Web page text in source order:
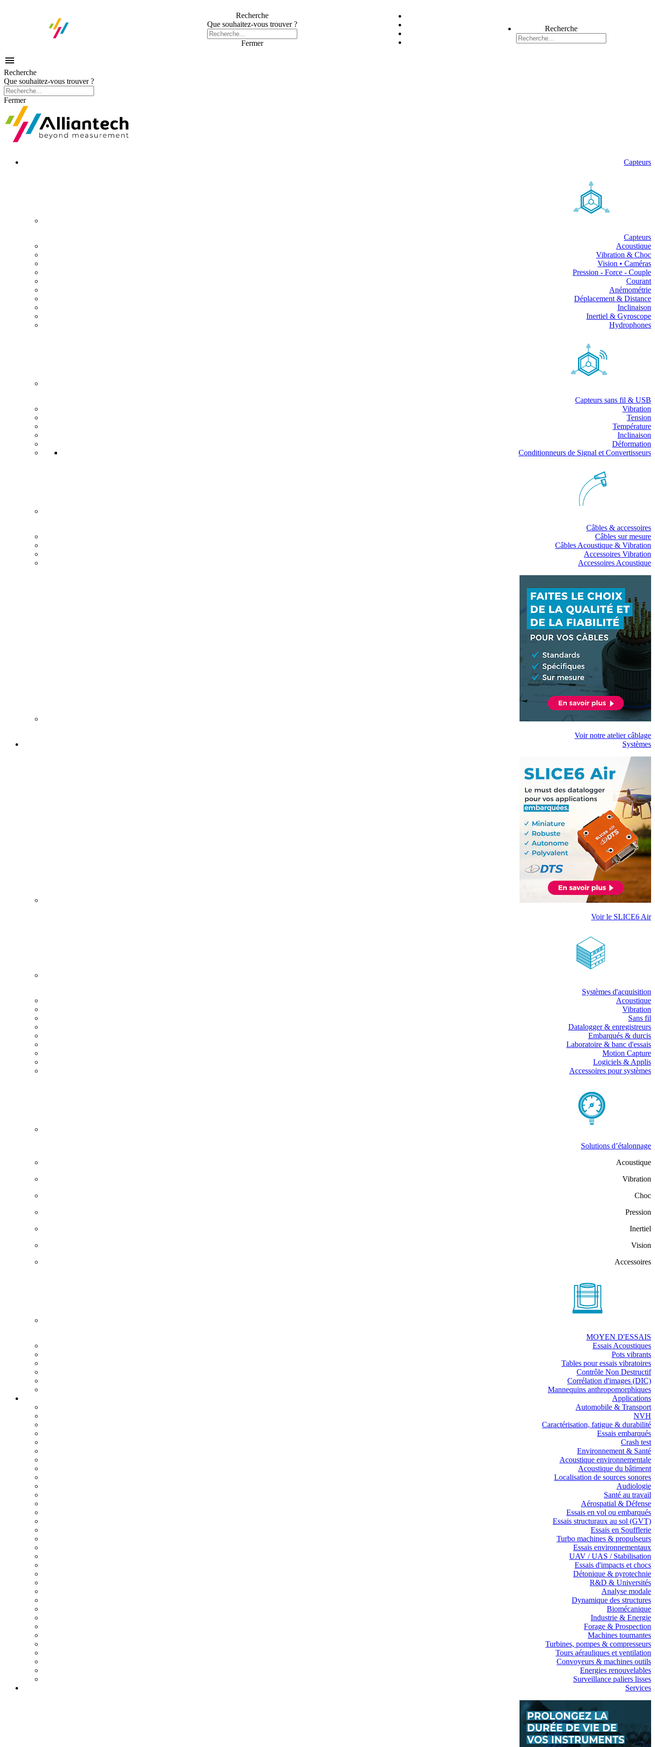
Recherche
Que souhaitez-vous trouver ?
Fermer
Recherche

Recherche
Que souhaitez-vous trouver ?
Fermer
Capteurs
Capteurs
Acoustique
Vibration & Choc
Vision • Caméras
Pression - Force - Couple
Courant
Anémométrie
Déplacement & Distance
Inclinaison
Inertiel & Gyroscope
Hydrophones
Capteurs sans fil & USB
Vibration
Tension
Température
Inclinaison
Déformation
Conditionneurs de Signal et Convertisseurs
Câbles & accessoires
Câbles sur mesure
Câbles Acoustique & Vibration
Accessoires Vibration
Accessoires Acoustique
Voir notre atelier câblage
Systèmes
Voir le SLICE6 Air
Systèmes d'acquisition
Acoustique
Vibration
Sans fil
Datalogger & enregistreurs
Embarqués & durcis
Laboratoire & banc d'essais
Motion Capture
Logiciels & Applis
Accessoires pour systèmes
Solutions d’étalonnage
Acoustique
Vibration
Choc
Pression
Inertiel
Vision
Accessoires
MOYEN D'ESSAIS
Essais Acoustiques
Pots vibrants
Tables pour essais vibratoires
Contrôle Non Destructif
Corrélation d'images (DIC)
Mannequins anthropomorphiques
Applications
Automobile & Transport
NVH
Caractérisation, fatigue & durabilité
Essais embarqués
Crash test
Environnement & Santé
Acoustique environnementale
Acoustique du bâtiment
Localisation de sources sonores
Audiologie
Santé au travail
Aérospatial & Défense
Essais en vol ou embarqués
Essais structuraux au sol (GVT)
Essais en Soufflerie
Turbo machines & propulseurs
Essais environnementaux
UAV / UAS / Stabilisation
Essais d'impacts et chocs
Détonique & pyrotechnie
R&D & Universités
Analyse modale
Dynamique des structures
Biomécanique
Industrie & Energie
Forage & Prospection
Machines tournantes
Turbines, pompes & compresseurs
Tours aérauliques et ventilation
Convoyeurs & machines outils
Energies renouvelables
Surveillance paliers lisses
Services